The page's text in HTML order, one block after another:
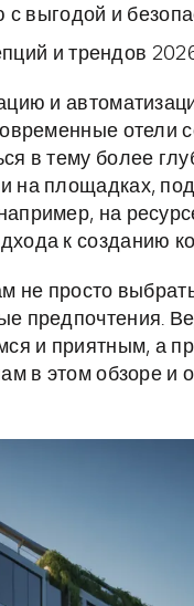
с выгодой и
и трендов
и
в тему более
на площадках,
на
к созданию
просто
предпочтения.
и приятным, а
в этом обзоре и